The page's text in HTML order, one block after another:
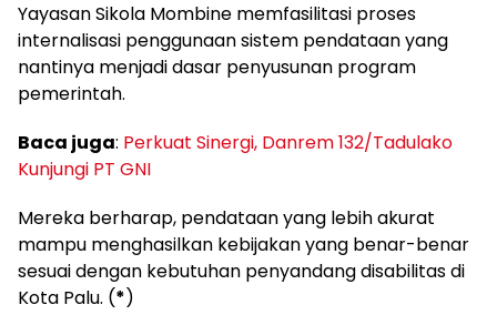
Yayasan Sikola Mombine memfasilitasi proses
internalisasi penggunaan sistem pendataan yang
nantinya menjadi dasar penyusunan program
pemerintah.
Baca juga: Perkuat Sinergi, Danrem 132/Tadulako
Kunjungi PT GNI
Mereka berharap, pendataan yang lebih akurat
mampu menghasilkan kebijakan yang benar-benar
sesuai dengan kebutuhan penyandang disabilitas di
Kota Palu. (*)